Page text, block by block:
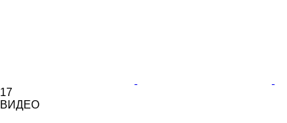
17
ВИДЕО